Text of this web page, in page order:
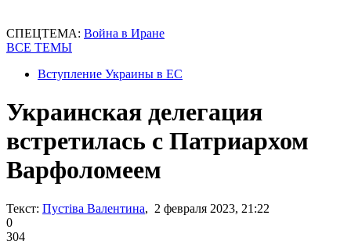
СПЕЦТЕМА: Война в Иране
ВСЕ ТЕМЫ
Вступление Украины в ЕС
Украинская делегация
встретилась с Патриархом
Варфоломеем
Текст: Пустіва Валентина, 2 февраля 2023, 21:22
0
304